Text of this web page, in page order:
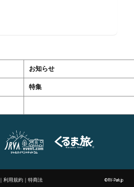
お知らせ
特集
｜利用規約 ｜特商法 ©RV-Park.jp